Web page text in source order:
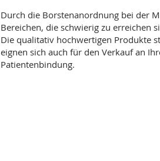
Durch die Borstenanordnung bei der
Bereichen, die schwierig zu erreichen
Die qualitativ hochwertigen Produkte
eignen sich auch für den Verkauf an
Patientenbindung.